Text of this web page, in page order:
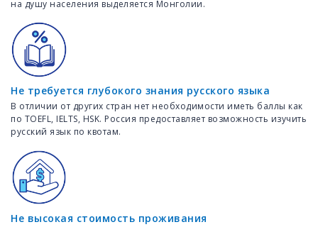
на душу населения выделяется Монголии.
Не требуется глубокого знания русского языка
В отличии от других стран нет необходимости иметь баллы как
по TOEFL, IELTS, HSK. Россия предоставляет возможность изучить
русский язык по квотам.
Не высокая стоимость проживания